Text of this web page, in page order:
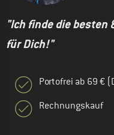
"Ich finde die besten
für Dich!"
Portofrei ab 69 €
Rechnungskauf